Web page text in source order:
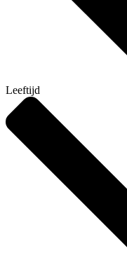
Leeftijd